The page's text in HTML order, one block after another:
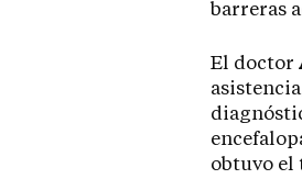
barreras
El doctor
obtuvo el